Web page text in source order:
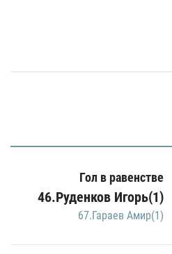
Гол в равенстве
46.Руденков Игорь(1)
67.Гараев Амир(1)